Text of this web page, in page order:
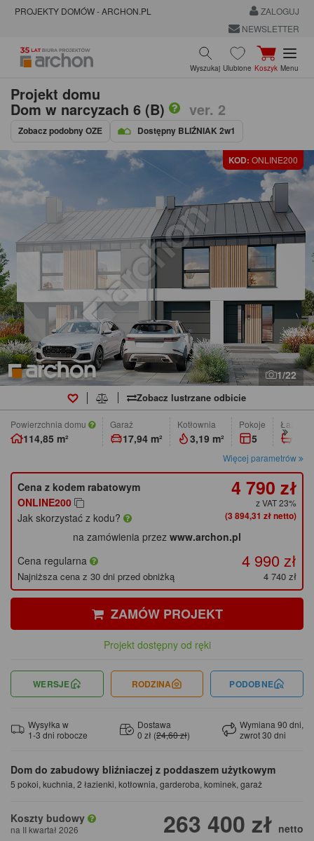
PROJEKTY DOMÓW - ARCHON.PL
ZALOGUJ
NEWSLETTER
Wyszukaj Ulubione Koszyk Menu
Projekt domu
Dom w narcyzach 6 (B) ver. 2
Zobacz podobny OZE Dostępny BLIŹNIAK 2w1
KOD: ONLINE200
1/22
Zobacz lustrzane odbicie
Powierzchnia domu
114,85 m²
Garaż
17,94 m²
Kotłownia
3,19 m²
pokoje
5
Więcej parametrów
Dom do zabudowy bliźniaczej z poddaszem użytkowym
5 pokoi, kuchnia, 2 łazienki, kotłownia, garderoba, kominek, garaż
Koszty budowy
na II kwartał 2026 263 400 zł netto
Cena z kodem rabatowym
ONLINE200
Jak skorzystać z kodu?
4 790 zł
z VAT 23%
(3 894,31 zł netto)
na zamówienia przez www.archon.pl
Cena regularna
4 990 zł
Najniższa cena z 30 dni przed obniżką 4 740 zł
ZAMÓW PROJEKT
Projekt dostępny od ręki
WERSJE RODZINA PODOBNE
Wysyłka w
1-3 dni robocze
Dostawa
0 zł (24,60 zł)
Wymiana 90 dni,
zwrot 30 dni